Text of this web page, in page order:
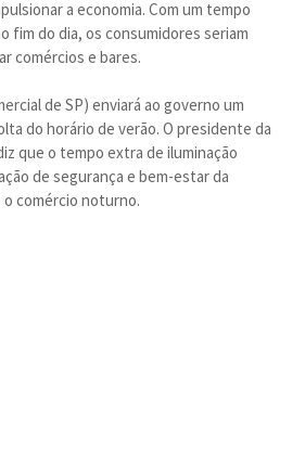
a economia. Com um tempo
fim do dia, os consumidores seriam
comércios e bares.
de SP) enviará ao governo um
do horário de verão. O presidente da
que o tempo extra de iluminação
de segurança e bem-estar da
comércio noturno.